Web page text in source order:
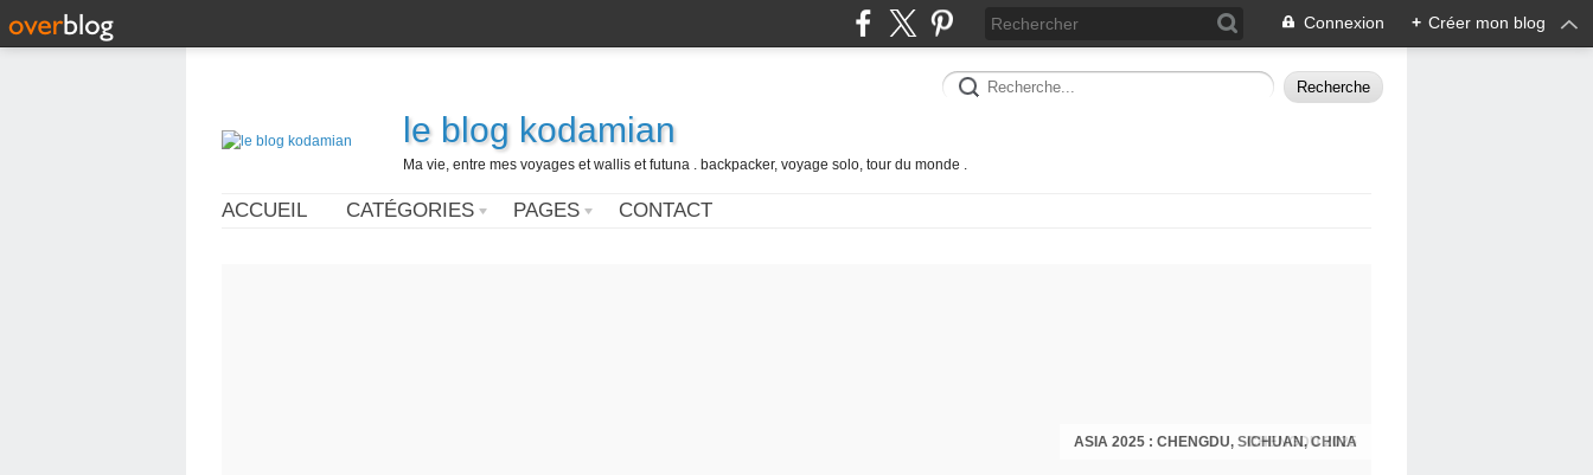
Connexion + Créer mon blog
le blog kodamian
Ma vie, entre mes voyages et wallis et futuna . backpacker, voyage solo, tour du monde .
ACCUEIL CATÉGORIES PAGES CONTACT
ASIA 2025 : CHENGDU, SICHUAN, CHINA
CHENGDU 2025